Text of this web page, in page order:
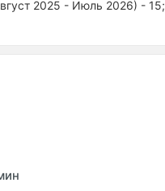
2025 - Июль 2026) - 15;